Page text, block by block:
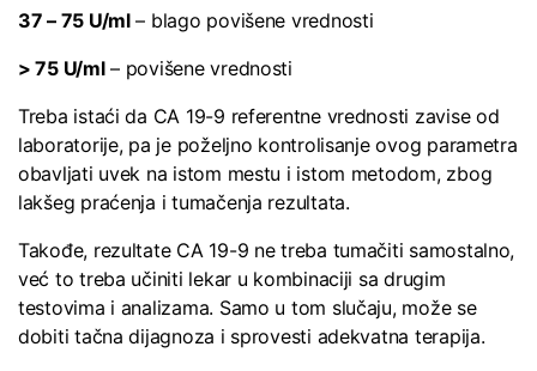
37 – 75 U/ml– blago povišene vrednosti
> 75 U/ml– povišene vrednosti
Treba istaći da CA 19-9 referentne vrednosti zavise od
laboratorije, pa je poželjno kontrolisanje ovog parametra
obavljati uvek na istom mestu i istom metodom, zbog
lakšeg praćenja i tumačenja rezultata.
Takođe, rezultate CA 19-9 ne treba tumačiti samostalno,
već to treba učiniti lekar u kombinaciji sa drugim
testovima i analizama. Samo u tom slučaju, može se
dobiti tačna dijagnoza i sprovesti adekvatna terapija.